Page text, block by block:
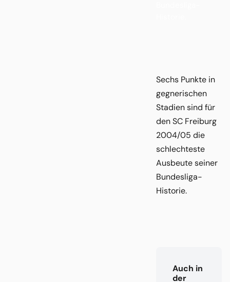
Sechs Punkte in
gegnerischen
Stadien sind für
den SC Freiburg
2004/05 die
schlechteste
Ausbeute seiner
Bundesliga-
Historie.
Auch in
der